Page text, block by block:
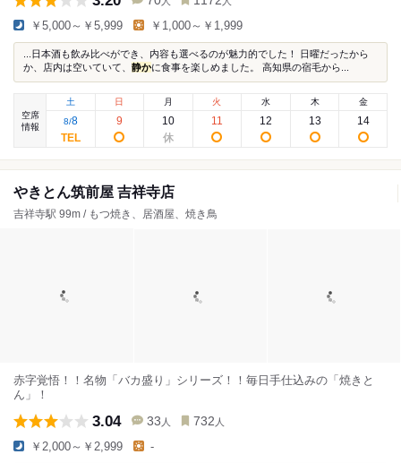
￥5,000～￥5,999 ￥1,000～￥1,999
...日本酒も飲み比べができ、内容も選べるのが魅力的でした！ 日曜だったから
か、店内は空いていて、 静かに食事を楽しめました。 高知県の宿毛から...
空席
情報
土
8/8
日
9
月
10
火
11
水
12
木
13
金
14
やきとん筑前屋 吉祥寺店
吉祥寺駅 99m / もつ焼き、居酒屋、焼き鳥
赤字覚悟！！名物「バカ盛り」シリーズ！！毎日手仕込みの「焼きと
ん」！
3.04 33 人 732 人
￥2,000～￥2,999 -